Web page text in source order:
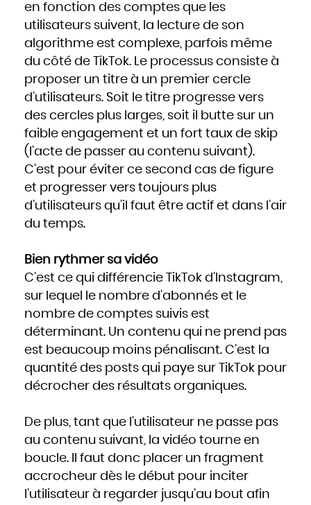
en fonction des comptes que les
utilisateurs suivent, la lecture de son
algorithme est complexe, parfois même
du côté de TikTok. Le processus consiste à
proposer un titre à un premier cercle
d’utilisateurs. Soit le titre progresse vers
des cercles plus larges, soit il butte sur un
faible engagement et un fort taux de skip
(l’acte de passer au contenu suivant).
C’est pour éviter ce second cas de figure
et progresser vers toujours plus
d’utilisateurs qu’il faut être actif et dans l’air
du temps.
Bien rythmer sa vidéo
C’est ce qui différencie TikTok d’Instagram,
sur lequel le nombre d’abonnés et le
nombre de comptes suivis est
déterminant. Un contenu qui ne prend pas
est beaucoup moins pénalisant. C’est la
quantité des posts qui paye sur TikTok pour
décrocher des résultats organiques.
De plus, tant que l’utilisateur ne passe pas
au contenu suivant, la vidéo tourne en
boucle. Il faut donc placer un fragment
accrocheur dès le début pour inciter
l’utilisateur à regarder jusqu’au bout afin